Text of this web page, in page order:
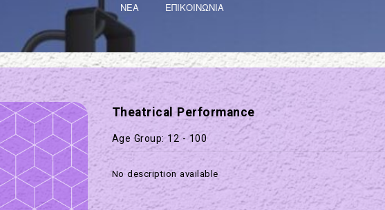
ΝΕΑ ΕΠΙΚΟΙΝΩΝΙΑ
Theatrical Performance
Age Group: 12 - 100
No description available